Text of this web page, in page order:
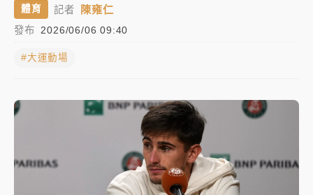
白海豚瘦身！中部以北防劇烈降水 本周天氣展望「多
雨不穩定」
《知新聞》揭「運科計畫」人體實驗黑幕 運動部不追
台股處置新制明天上路 4大鬆綁一次看
體育 記者 陳雍仁
發布 2026/06/06 09:40
#大運動場